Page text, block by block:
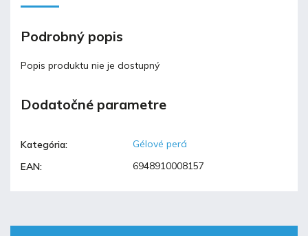
Podrobný popis
Popis produktu nie je dostupný
Dodatočné parametre
Kategória:
Gélové perá
EAN: 6948910008157